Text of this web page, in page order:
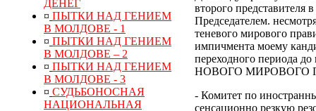
ДЕНЕГ
¤ ПЫТКИ НАД ГЕНИЕМ
В МОЛДОВЕ - 1
¤ ПЫТКИ НАД ГЕНИЕМ
В МОЛДОВЕ – 2
¤ ПЫТКИ НАД ГЕНИЕМ
В МОЛДОВЕ - 3
¤ СУДЬБОНОСНАЯ
НАЦИОНАЛЬНАЯ
второго представителя
Председателем.
теневого мирового
импичмента моему
переходного
НОВОГО МИРОВОГО
- Комитет по
сенсационно резкую